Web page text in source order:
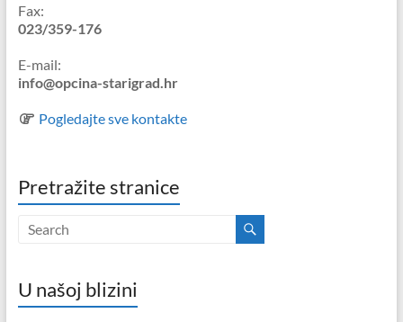
Fax:
023/359-176
E-mail:
info@opcina-starigrad.hr
Pogledajte sve kontakte
Pretražite stranice
U našoj blizini